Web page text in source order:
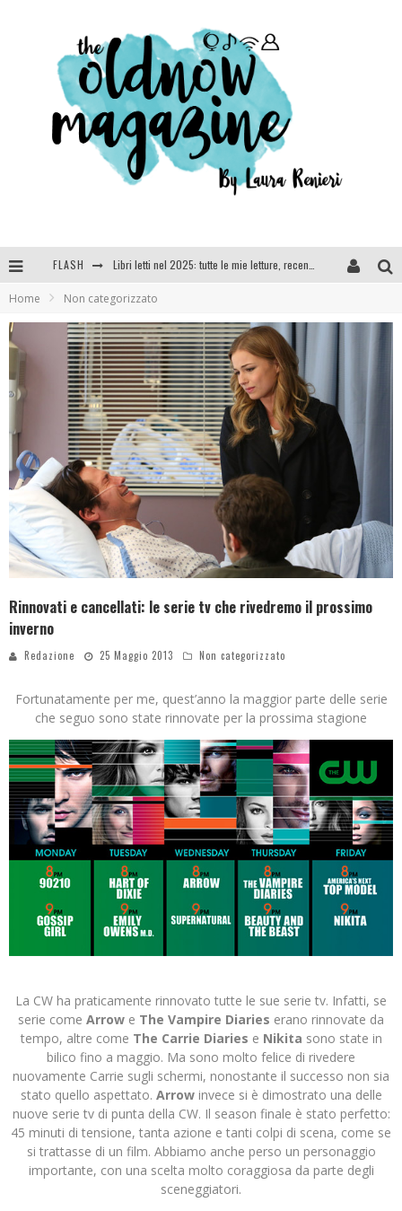
FLASH
SEE YOU AT 5 | Chanel
Home Non categorizzato
Rinnovati e cancellati: le serie tv che rivedremo il prossimo
inverno
Redazione 25 Maggio 2013 Non categorizzato
Fortunatamente per me, quest’anno la maggior parte delle serie
che seguo sono state rinnovate per la prossima stagione
La CW ha praticamente rinnovato tutte le sue serie tv. Infatti, se
serie come Arrow e The Vampire Diaries erano rinnovate da
tempo, altre come The Carrie Diaries e Nikita sono state in
bilico fino a maggio. Ma sono molto felice di rivedere
nuovamente Carrie sugli schermi, nonostante il successo non sia
stato quello aspettato. Arrow invece si è dimostrato una delle
nuove serie tv di punta della CW. Il season finale è stato perfetto:
45 minuti di tensione, tanta azione e tanti colpi di scena, come se
si trattasse di un film. Abbiamo anche perso un personaggio
importante, con una scelta molto coraggiosa da parte degli
sceneggiatori.